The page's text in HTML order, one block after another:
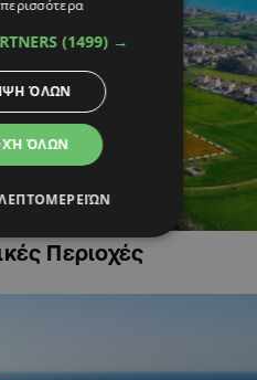
Περιοχές
(1499) →
ΌΛΩΝ
ΌΛΩΝ